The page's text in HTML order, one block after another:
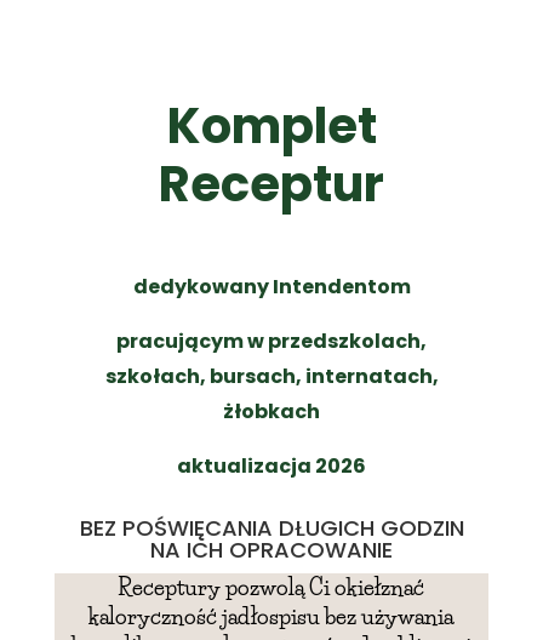
Komplet
Receptur
dedykowany Intendentom
pracującym w przedszkolach,
szkołach, bursach, internatach,
żłobkach
aktualizacja 2026
BEZ POŚWIĘCANIA DŁUGICH GODZIN
NA ICH OPRACOWANIE
Receptury pozwolą Ci okiełznać
kaloryczność jadłospisu bez używania